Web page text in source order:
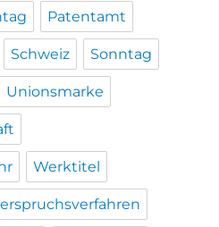
Patentamt
Schweiz Sonntag
Unionsmarke
Werktitel